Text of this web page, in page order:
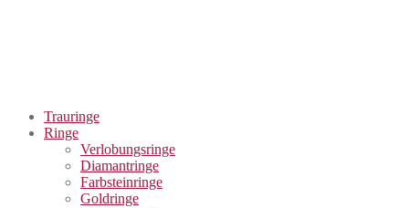
Trauringe
Ringe
Verlobungsringe
Diamantringe
Farbsteinringe
Goldringe